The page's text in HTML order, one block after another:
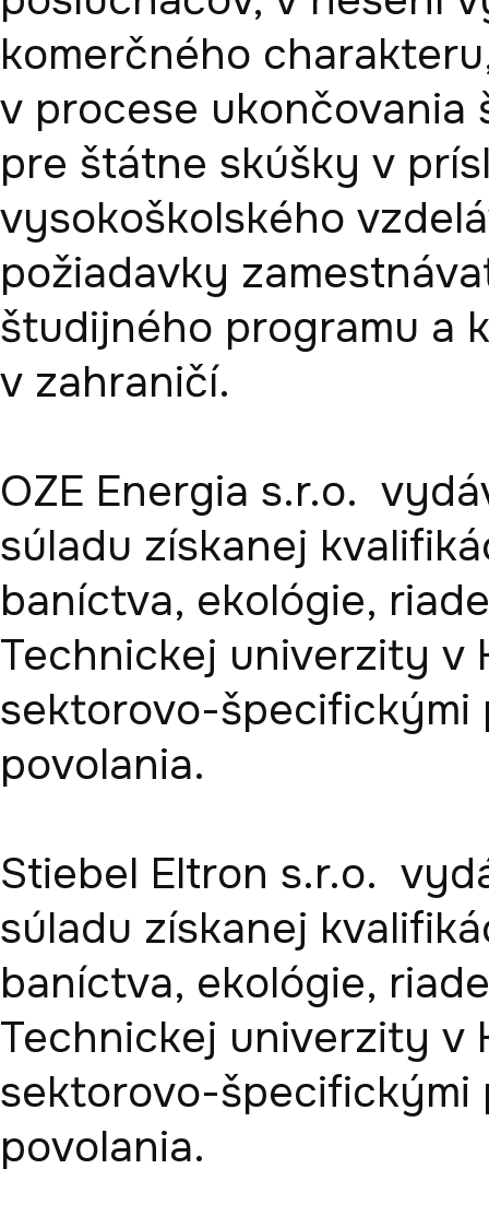
komerčného
v procese ukončovania
pre štátne skúšky v
vysokoškolského
požiadavky
študijného programu a
v zahraničí.
OZE Energia s.r.o.
súladu získanej
baníctva, ekológie,
Technickej univerzity v
sektorovo-špecifickými
povolania.
Stiebel Eltron s.r.o.
súladu získanej
baníctva, ekológie,
Technickej univerzity v
sektorovo-špecifickými
povolania.